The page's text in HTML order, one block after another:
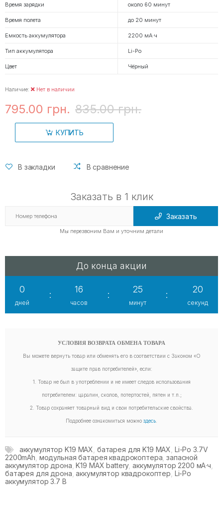
Время зарядки около 60 минут
Время полета до 20 минут
Емкость аккумулятора 2200 мА·ч
Тип аккумулятора Li-Po
Цвет Чёрный
Наличие: Нет в наличии
795.00 грн. 835.00 грн.
КУПИТЬ
В закладки В сравнение
Заказать в 1 клик
Заказать
Мы перезвоним Вам и уточним детали
До конца акции
0
дней
:
16
часов
:
25
минут
:
19
секунд
УСЛОВИЯ ВОЗВРАТА ОБМЕНА ТОВАРА
Вы можете вернуть товар или обменять его в соответствии с Законом «О
защите прав потребителей», если:
1. Товар не был в употреблении и не имеет следов использования
потребителем: царапин, сколов, потертостей, пятен и т.п.;
2. Товар сохраняет товарный вид и свои потребительские свойства.
Подробнее ознакомиться можно здесь
аккумулятор K19 MAX батарея для K19 MAX Li-Po 3.7V
2200mAh модульная батарея квадрокоптера ,запасной
аккумулятор дрона ,K19 MAX battery, аккумулятор 2200 мА·ч
батарея для дрона ,аккумулятор квадрокоптер Li-Po
аккумулятор 3.7 В